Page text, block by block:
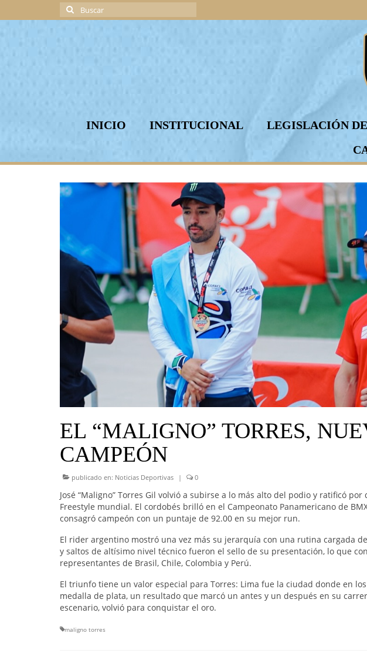
Buscar
por:
INICIO INSTITUCIONAL LEGISLACIÓN
EL “MALIGNO” TORRES,
CAMPEÓN
publicado en: Noticias Deportivas | 0
José “Maligno” Torres Gil volvió a subirse a lo más alto del podio y ratificó
Freestyle mundial. El cordobés brilló en el Campeonato Panamericano de
consagró campeón con un puntaje de 92.00 en su mejor run.
El rider argentino mostró una vez más su jerarquía con una rutina cargada
y saltos de altísimo nivel técnico fueron el sello de su presentación, lo que
representantes de Brasil, Chile, Colombia y Perú.
El triunfo tiene un valor especial para Torres: Lima fue la ciudad donde en
medalla de plata, un resultado que marcó un antes y un después en su
escenario, volvió para conquistar el oro.
maligno torres